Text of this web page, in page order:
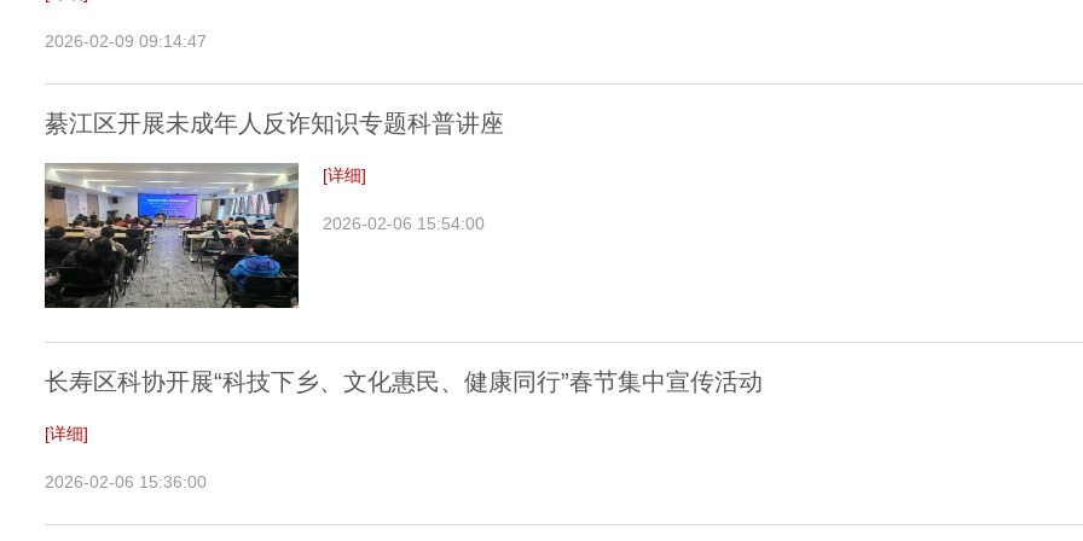
2026-02-09 09:14:47
綦江区开展未成年人反诈知识专题科普讲座
[详细]
2026-02-06 15:54:00
长寿区科协开展“科技下乡、文化惠民、健康同行”春节集中宣传活动
[详细]
2026-02-06 15:36:00